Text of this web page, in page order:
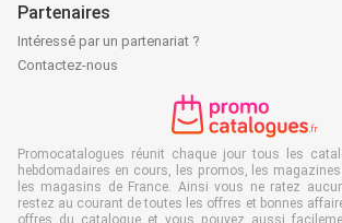
Partenaires
Intéressé par un partenariat ?
Contactez-nous
Promocatalogues réunit chaque jour tous les
hebdomadaires en cours, les promos, les
les magasins de France. Ainsi vous ne ratez
restez au courant de toutes les offres et bonnes
offres du catalogue et vous pouvez aussi